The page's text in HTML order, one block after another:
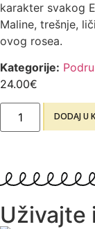
karakter svakog
Maline, trešnje,
ovog rosea.​
Kategorije:
24.00€
DODAJ U
Uživajte